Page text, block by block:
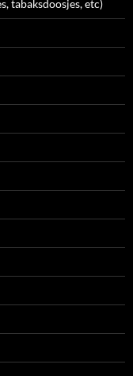
tabaksdoosjes, etc)